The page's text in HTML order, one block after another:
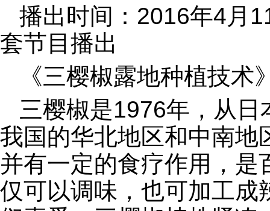
播出时间：2016年4月
套节目播出
《三樱椒露地种植技术
三樱椒是1976年，从
我国的华北地区和中南地
并有一定的食疗作用，
仅可以调味，也可加工成